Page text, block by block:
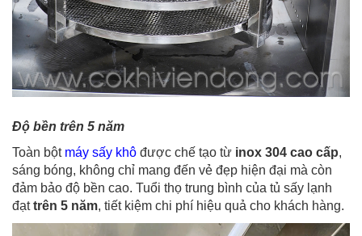
Độ bền trên 5 năm
Toàn bộtmáy sấy khô được chế tạo từ inox 304 cao cấp,
sáng bóng, không chỉ mang đến vẻ đẹp hiện đại mà còn
đảm bảo độ bền cao. Tuổi thọ trung bình của tủ sấy lạnh
đạttrên 5 năm, tiết kiệm chi phí hiệu quả cho khách hàng.